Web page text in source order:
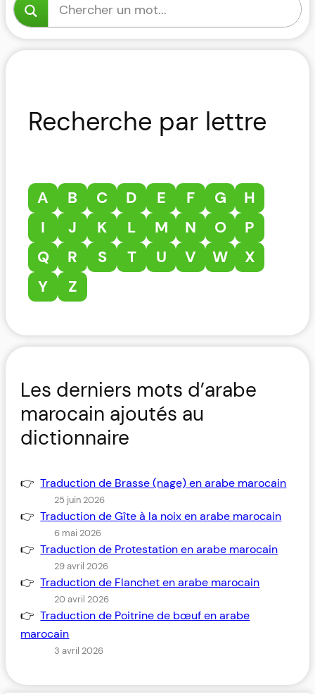
Recherche par lettre
A B C D E F G
H
I
J K L M N O
P
Q
R S T U V W
X
Y
Z
Les derniers mots d’arabe
marocain ajoutés au
dictionnaire
Traduction de Brasse (nage) en arabe marocain
25 juin 2026
Traduction de Gîte à la noix en arabe marocain
6 mai 2026
Traduction de Protestation en arabe marocain
29 avril 2026
Traduction de Flanchet en arabe marocain
20 avril 2026
Traduction de Poitrine de bœuf en arabe
marocain
3 avril 2026